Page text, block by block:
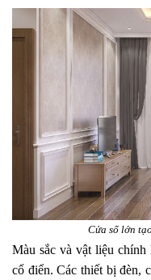
Cửa sổ lớn
Màu sắc và vật liệu chính
cổ điển. Các thiết bị đèn,